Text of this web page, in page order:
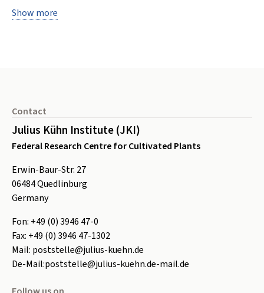
Show more
Contact
Julius Kühn Institute (JKI)
Federal Research Centre for Cultivated Plants
Erwin-Baur-Str. 27
06484Quedlinburg
Germany
Fon: +49 (0) 3946 47-0
Fax: +49 (0) 3946 47-1302
Mail: poststelle@julius-kuehn.de
De-Mail:poststelle@julius-kuehn.de-mail.de